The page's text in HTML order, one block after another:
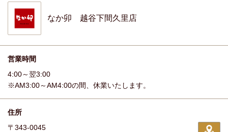
なか卯 越谷下間久里店
営業時間
4:00～翌3:00
※AM3:00～AM4:00の間、休業いたします。
住所
〒343-0045